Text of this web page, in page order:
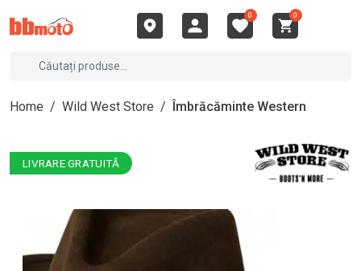
0 0
Home / Wild West Store / Îmbrăcăminte Western
LIVRARE GRATUITĂ